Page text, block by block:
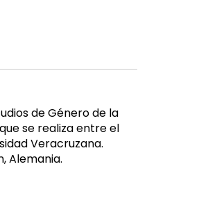
de Género de la
se realiza entre el
Veracruzana.
Alemania.